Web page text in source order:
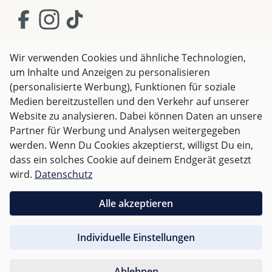
Breezy Sonnendach ist speziell für den Einsatz mit den
Bugaboo Fox 5 / Lynx / Fox Cub Kinderwagen
Ergänzung zu Ihrem Kinderwagen und bietet
zusätzlichen Komfort und Schutz für Ihr Baby.
Wenn Sie auf der Suche nach einem Sonnendach für
Ihren Bugaboo Kinderwagen sind, ist das Bugaboo
Fox 5 / Lynx / Fox Cub Breezy Sonnendach eine
ausgezeichnete Wahl. Dieses Zubehör bietet
optimalen Sonnenschutz und sorgt für maximale
Belüftung, damit Ihr Baby bei Spaziergängen an
warmen Sommertagen bequem und geschützt bleibt.
„Regenjacke“. Für Sommertage ideal
Shopkunde
Bewertung mit 3 von 5 Sternen
Verified buyer
Falsch Farbe, hat nicht zur Beschreibung gepasst
AGB Impressum
Datenschutz
Widerrufsrecht
Alle Preise inkl. gesetzl. Mehrwertsteuer zzgl.Versandkosten
und ggf. Nachnahmegebühren, wenn nicht anders
angegeben.
Für Österreich sind Bestellungen ab 50,- EUR
versandkostenfrei.
Für andere Länder wird nachGewicht abgerechnet
Wir verwenden Cookies und ähnliche Technologien,
um Inhalte und Anzeigen zu personalisieren
(personalisierte Werbung), Funktionen für soziale
Medien bereitzustellen und den Verkehr auf unserer
Website zu analysieren. Dabei können Daten an unsere
Partner für Werbung und Analysen weitergegeben
werden. Wenn Du Cookies akzeptierst, willigst Du ein,
dass ein solches Cookie auf deinem Endgerät gesetzt
wird. Datenschutz
Individuelle Einstellungen
Alle akzeptieren